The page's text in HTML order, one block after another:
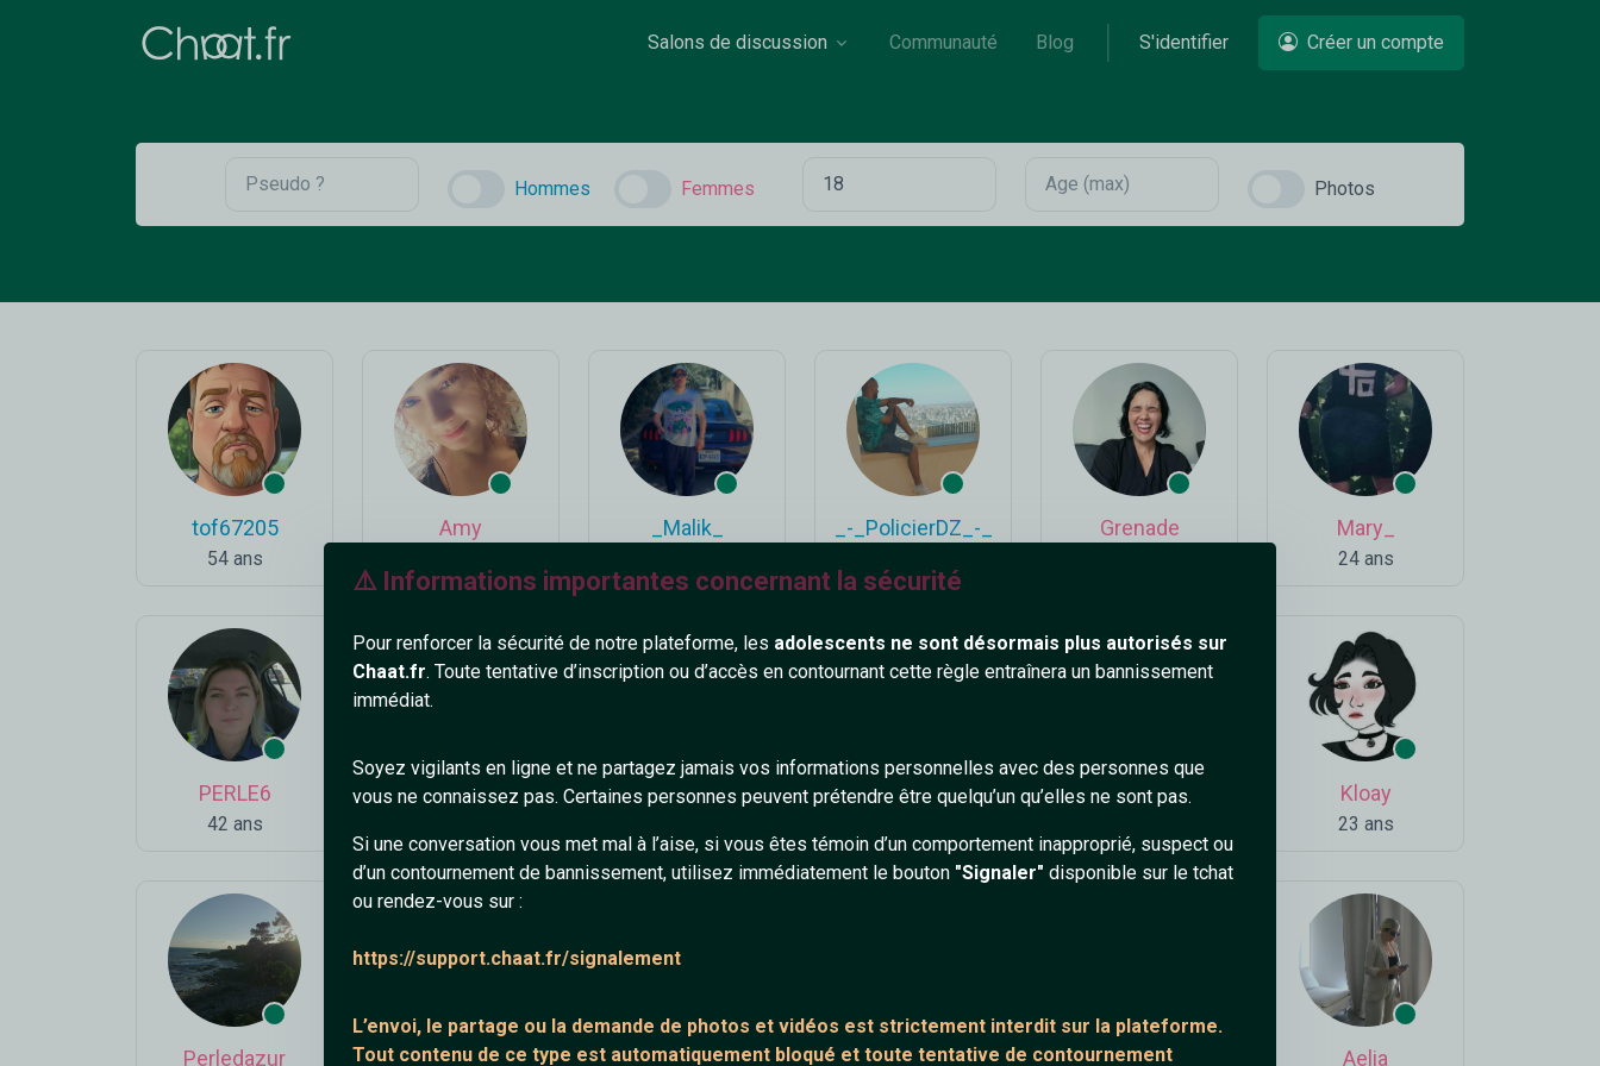
⚠️ Informations importantes concernant la sécurité
Pour renforcer la sécurité de notre plateforme, les adolescents ne sont désormais plus autorisés sur
Chaat.fr. Toute tentative d’inscription ou d’accès en contournant cette règle entraînera un bannissement
immédiat.
Soyez vigilants en ligne et ne partagez jamais vos informations personnelles avec des personnes que
vous ne connaissez pas. Certaines personnes peuvent prétendre être quelqu’un qu’elles ne sont pas.
Si une conversation vous met mal à l’aise, si vous êtes témoin d’un comportement inapproprié, suspect ou
d’un contournement de bannissement, utilisez immédiatement le bouton "Signaler" disponible sur le tchat
ou rendez-vous sur :
https://support.chaat.fr/signalement
L’envoi, le partage ou la demande de photos et vidéos est strictement interdit sur la plateforme.
Tout contenu de ce type est automatiquement bloqué et toute tentative de contournement
Salons de discussion Communauté Blog S'identifier Créer un compte
Hommes Femmes Photos
tof67205
54 ans
Amy _Malik_ _-_PolicierDZ_-_ Grenade Mary_
24 ans
PERLE6
42 ans
slash63100 Choupie-nette Momie LeDz_ Kloay
23 ans
Perledazur SandAleTTe Ghostin bruno22 Frigg_ Aelia